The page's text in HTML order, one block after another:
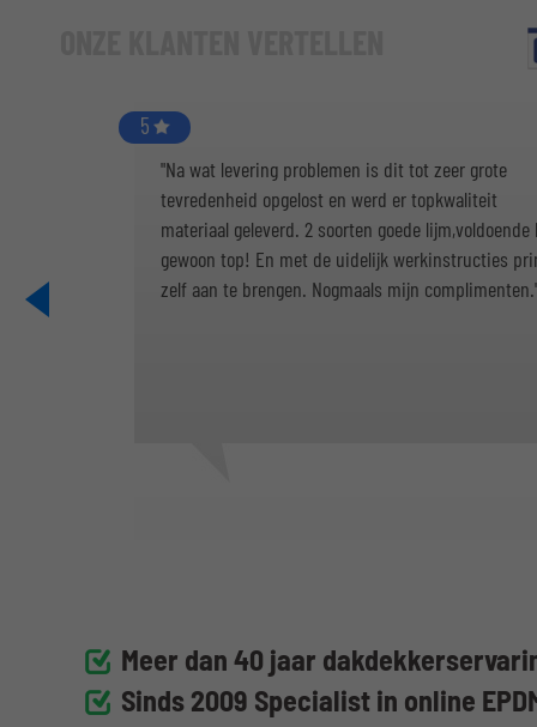
5
"Na wat levering problemen is dit tot zeer grote
tevredenheid opgelost en werd er topkwaliteit
materiaal geleverd. 2 soorten goede lijm,voldoende
gewoon top! En met de uidelijk werkinstructies
zelf aan te brengen. Nogmaals mijn
Meer dan 40 jaar
Sinds 2009 Specialist in online